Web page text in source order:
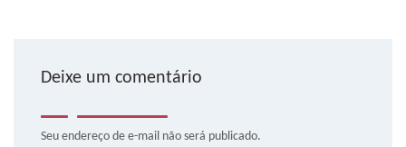
Deixe um comentário
Seu endereço de e-mail não será publicado.